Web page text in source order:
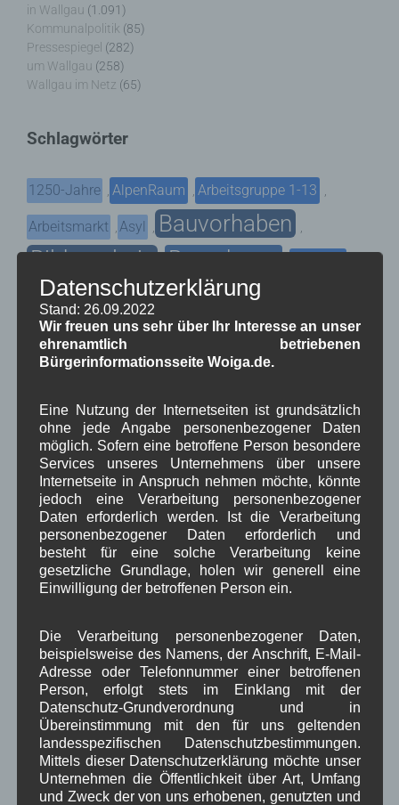
in Wallgau (1.091)
Kommunalpolitik (85)
Pressespiegel (282)
um Wallgau (258)
Wallgau im Netz (65)
Schlagwörter
1250-Jahre , AlpenRaum , Arbeitsgruppe 1-13 ,
Arbeitsmarkt ,Asyl , Bauvorhaben ,
Bildergalerie Brauchtum
Dorferneuerung , Dorfleben
Dorfplatz ,Energiewende Fest ,G7 ,
Gesundheit Gewerbe , Haushalt
Kirche ,Kunsthandwerk ,Landwirtschaft ,
Musik , Natur und Umwelt ,Ochsenrennen
Schule , Sport ,Tagespflege , Tourismus ,
TV ,Umfrage , Veranstaltung , Verkehr ,
Verwaltung , Video ,
Zeitung ,Zigarettensteig
Bauernregel im August
Weht im August der Wind aus Nord, ziehen die Schwalben
noch lange nicht fort.
Datenschutzerklärung
Stand: 26.09.2022
Wir freuen uns sehr über Ihr Interesse an unser
ehrenamtlich betriebenen
Bürgerinformationsseite Woiga.de.
Eine Nutzung der Internetseiten ist grundsätzlich
ohne jede Angabe personenbezogener Daten
möglich. Sofern eine betroffene Person besondere
Services unseres Unternehmens über unsere
Internetseite in Anspruch nehmen möchte, könnte
jedoch eine Verarbeitung personenbezogener
Daten erforderlich werden. Ist die Verarbeitung
personenbezogener Daten erforderlich und
besteht für eine solche Verarbeitung keine
gesetzliche Grundlage, holen wir generell eine
Einwilligung der betroffenen Person ein.
Die Verarbeitung personenbezogener Daten,
beispielsweise des Namens, der Anschrift, E-Mail-
Adresse oder Telefonnummer einer betroffenen
Person, erfolgt stets im Einklang mit der
Datenschutz-Grundverordnung und in
Übereinstimmung mit den für uns geltenden
landesspezifischen Datenschutzbestimmungen.
Mittels dieser Datenschutzerklärung möchte unser
Unternehmen die Öffentlichkeit über Art, Umfang
und Zweck der von uns erhobenen, genutzten und